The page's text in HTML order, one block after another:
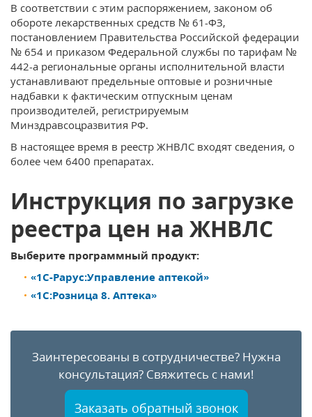
В соответствии с этим распоряжением, законом об
обороте лекарственных средств № 61-ФЗ,
постановлением Правительства Российской федерации
№ 654 и приказом Федеральной службы по тарифам №
442-а региональные органы исполнительной власти
устанавливают предельные оптовые и розничные
надбавки к фактическим отпускным ценам
производителей, регистрируемым
Минздравсоцразвития РФ.
В настоящее время в реестр ЖНВЛС входят сведения, о
более чем 6400 препаратах.
Инструкция по загрузке
реестра цен на ЖНВЛС
Выберите программный продукт:
«1С-Рарус:Управление аптекой»
«1С:Розница 8. Аптека»
Заинтересованы в сотрудничестве?Нужна
консультация? Свяжитесь с нами!
Заказать обратный звонок